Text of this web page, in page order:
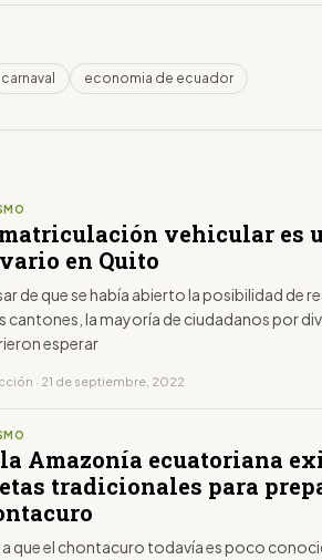
carnaval economia de ecuador
vehicular es
en Quito
de que se había abierto la posibilidad de
cantones, la mayoría de ciudadanos por
esperar
· 21 de septiembre, 2022
Amazonía ecuatoriana
tradicionales para
a que el chontacuro todavía es poco